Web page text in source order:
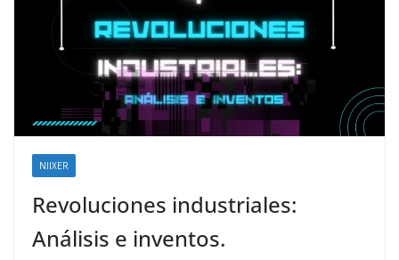
NIIXER
Revoluciones industriales:
Análisis e inventos.